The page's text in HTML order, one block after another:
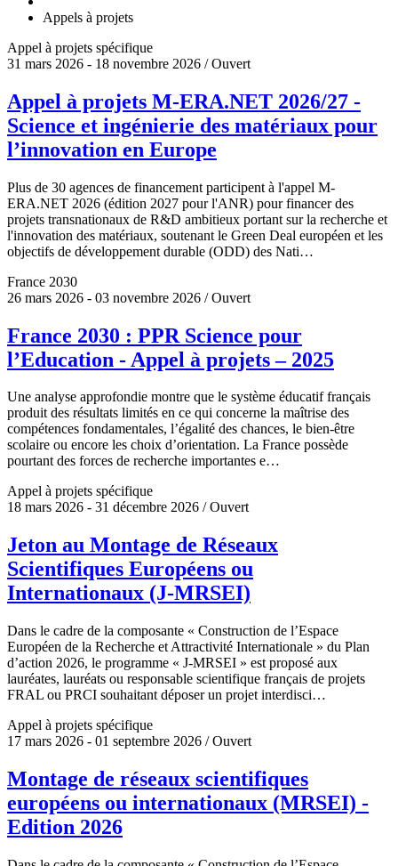
Appels à projets
Appel à projets spécifique
31 mars 2026 - 18 novembre 2026 / Ouvert
Appel à projets M-ERA.NET 2026/27 -
Science et ingénierie des matériaux pour
l’innovation en Europe
Plus de 30 agences de financement participent à l'appel M-
ERA.NET 2026 (édition 2027 pour l'ANR) pour financer des
projets transnationaux de R&D ambitieux portant sur la recherche et
l'innovation des matériaux, soutenant le Green Deal européen et les
objectifs de développement durable (ODD) des Nati…
France 2030
26 mars 2026 - 03 novembre 2026 / Ouvert
France 2030 : PPR Science pour
l’Education - Appel à projets – 2025
Une analyse approfondie montre que le système éducatif français
produit des résultats limités en ce qui concerne la maîtrise des
compétences fondamentales, l’égalité des chances, le bien-être
scolaire ou encore les choix d’orientation. La France possède
pourtant des forces de recherche importantes e…
Appel à projets spécifique
18 mars 2026 - 31 décembre 2026 / Ouvert
Jeton au Montage de Réseaux
Scientifiques Européens ou
Internationaux (J-MRSEI)
Dans le cadre de la composante « Construction de l’Espace
Européen de la Recherche et Attractivité Internationale » du Plan
d’action 2026, le programme « J-MRSEI » est proposé aux
lauréates, lauréats ou responsable scientifique français de projets
FRAL ou PRCI souhaitant déposer un projet interdisci…
Appel à projets spécifique
17 mars 2026 - 01 septembre 2026 / Ouvert
Montage de réseaux scientifiques
européens ou internationaux (MRSEI) -
Edition 2026